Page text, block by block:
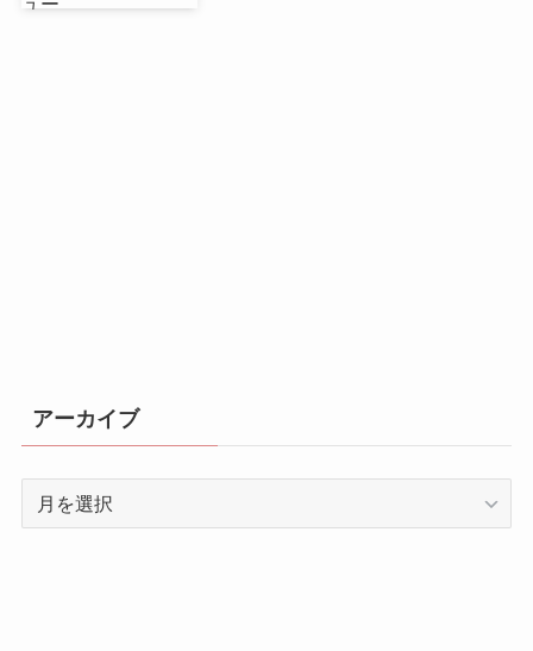
アーカイブ